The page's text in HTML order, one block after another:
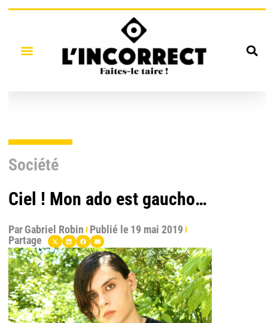
Société
Ciel ! Mon ado est gaucho…
ParGabriel Robin Publié le 19 mai 2019
Partage